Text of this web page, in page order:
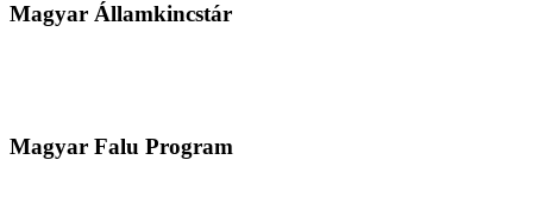
Magyar Államkincstár
Magyar Falu Program